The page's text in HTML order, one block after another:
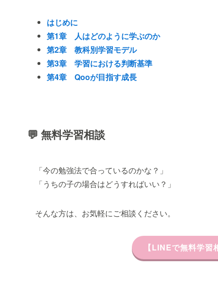
はじめに
第1章 人はどのように学ぶのか
第2章 教科別学習モデル
第3章 学習における判断基準
第4章 Qooが目指す成長
💬 無料学習相談
「今の勉強法で合っているのかな？」
「うちの子の場合はどうすればいい？」
そんな方は、お気軽にご相談ください。
【LINEで無料学